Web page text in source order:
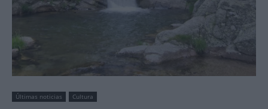
Últimas noticias Cultura